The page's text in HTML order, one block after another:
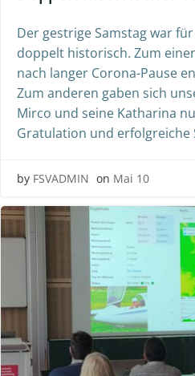
Der gestrige Samstag war
doppelt historisch. Zum
nach langer Corona-Pause
Zum anderen gaben sich
Mirco und seine Katharina
Gratulation und erfolgreiche
by FSVADMIN on Mai 10